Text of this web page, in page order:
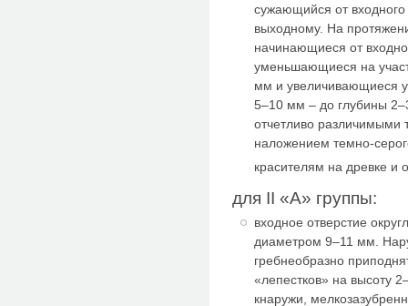
сужающийся от
выходному. На
начинающиеся от
уменьшающиеся на
мм и увеличивающиеся у
5–10 мм – до глубины
отчетливо
наложением темно-
красителям на древке
для II «А» группы:
входное отверстие
диаметром 9–11 мм.
гребнеобразно
«лепестков» на высоту
кнаружи,